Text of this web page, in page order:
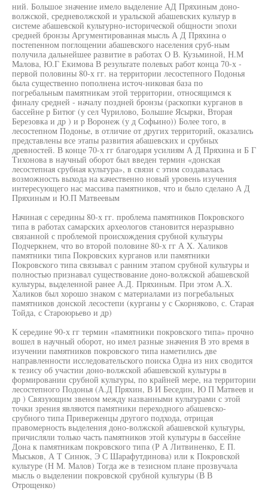
ний. Большое значение имело выделение АД Пряхиным доно-
волжской, средневолжской и уральской абашевских культур в
системе абашевской культурно-исторической общности эпохи
средней бронзы Аргументированная мысль А Д Пряхина о
постепенном поглощении абашевского населения сруб-ным
получила дальнейшее развитие в работах О В. Кузьминой, Н.М
Малова, Ю.Г Екимова В результате полевых работ конца 70-х -
первой половины 80-х гг. на территории лесостепного Подонья
была существенно пополнена источ-никовая база по
погребальным памятникам этой территории, относящимся к
финалу средней - началу поздней бронзы (раскопки курганов в
бассейне р Битюг (у сел Чурилово, Большие Ясырки, Вторая
Березовка и др ) и р Воронеж (у д Софьино)) Более того, в
лесостепном Подонье, в отличие от других территорий, оказались
представлены все этапы развития абашевских и срубных
древностей. В конце 70-х гг благодаря усилиям А Д Пряхина и Б Г
Тихонова в научный оборот был введен термин «донская
лесостепная срубная культура», в связи с этим создавалась
возможность выхода на качественно новый уровень изучения
интересующего нас массива памятников, что и было сделано А Д
Пряхиным и Ю.П Матвеевым
Начиная с середины 80-х гг. проблема памятников Покровского
типа в работах самарских археологов становится неразрывно
связанной с проблемой происхождения срубной культуры
Подчеркнем, что во второй половине 80-х гг А X. Халиков
памятники типа Покровских курганов или памятники
Покровского типа связывал с ранним этапом срубной культуры и
полностью признавал существование доно-волжской абашевской
культуры, выделенной ранее А.Д. Пряхиным. При этом А.Х.
Халиков был хорошо знаком с материалами из погребальных
памятников донской лесостепи (курганы у с Скорняково, с. Старая
Тойда, с Староюрьево и др)
К середине 90-х гг термин «памятники покровского типа» прочно
вошел в научный оборот, но имел разные значения В это время в
изучении памятников покровского типа наметились две
направленности исследовательского поиска Одна из них сводится
к тезису об участии доно-волжской абашевской культуры в
формировании срубной культуры, по крайней мере, на территории
лесостепного Подонья (А.Д Пряхин, В И Беседин, Ю П Матвеев и
др ) Связующим звеном между названными культурами с этой
точки зрения являются памятники переходного абашевско-
срубного типа Приверженцы другого подхода, отрицая
правомерность выделения доно-волжской абашевской культуры,
причисляли только часть памятников этой культуры в бассейне
Дона к памятникам покровского типа (Р А Литвиненко, Е П.
Мыськов, А Т Синюк, Э С Шарафутдинова) или к Покровской
культуре (Н М. Малов) Тогда же в тезисном плане прозвучала
мысль о выделении покровской срубной культуры (В В
Отрощенко)